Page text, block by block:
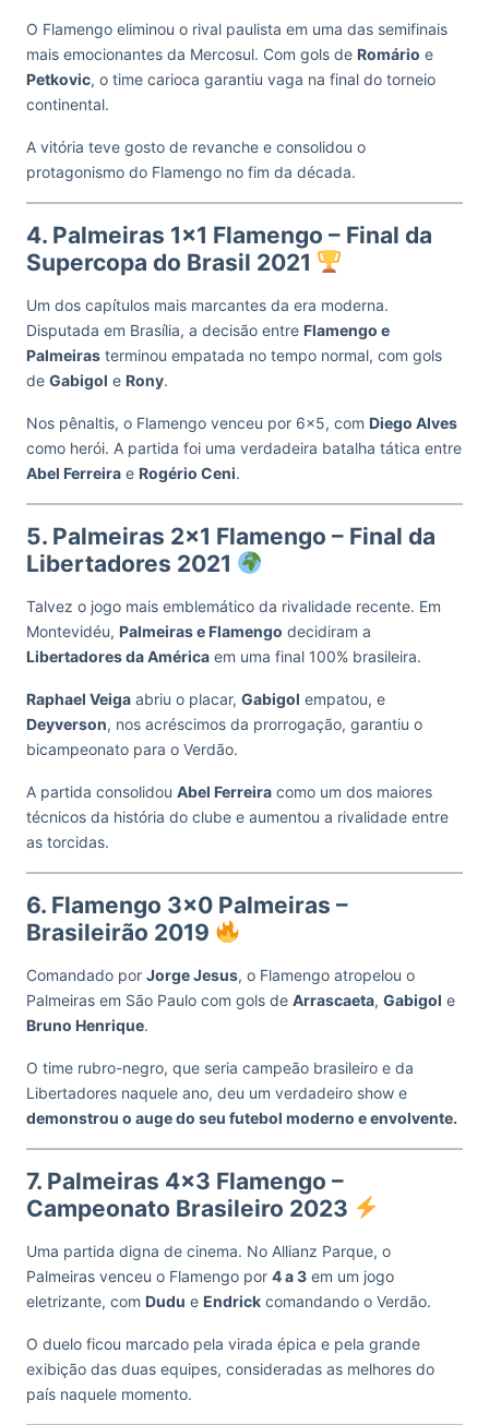
O Flamengo eliminou o rival paulista em uma das semifinais
mais emocionantes da Mercosul. Com gols de Romário e
Petkovic, o time carioca garantiu vaga na final do torneio
continental.
A vitória teve gosto de revanche e consolidou o
protagonismo do Flamengo no fim da década.
4. Palmeiras 1×1 Flamengo – Final da
Supercopa do Brasil 2021
Um dos capítulos mais marcantes da era moderna.
Disputada em Brasília, a decisão entre Flamengo e
Palmeiras terminou empatada no tempo normal, com gols
de Gabigol e Rony.
Nos pênaltis, o Flamengo venceu por 6×5, com Diego Alves
como herói. A partida foi uma verdadeira batalha tática entre
Abel Ferreira e Rogério Ceni.
5. Palmeiras 2×1 Flamengo – Final da
Libertadores 2021
Talvez o jogo mais emblemático da rivalidade recente. Em
Montevidéu, Palmeiras e Flamengo decidiram a
Libertadores da América em uma final 100% brasileira.
Raphael Veiga abriu o placar, Gabigol empatou, e
Deyverson, nos acréscimos da prorrogação, garantiu o
bicampeonato para o Verdão.
A partida consolidou Abel Ferreira como um dos maiores
técnicos da história do clube e aumentou a rivalidade entre
as torcidas.
6. Flamengo 3×0 Palmeiras –
Brasileirão 2019
Comandado por Jorge Jesus, o Flamengo atropelou o
Palmeiras em São Paulo com gols de Arrascaeta, Gabigol e
Bruno Henrique.
O time rubro-negro, que seria campeão brasileiro e da
Libertadores naquele ano, deu um verdadeiro show e
demonstrou o auge do seu futebol moderno e envolvente.
7. Palmeiras 4×3 Flamengo –
Campeonato Brasileiro 2023
Uma partida digna de cinema. No Allianz Parque, o
Palmeiras venceu o Flamengo por 4 a 3 em um jogo
eletrizante, com Dudu e Endrick comandando o Verdão.
O duelo ficou marcado pela virada épica e pela grande
exibição das duas equipes, consideradas as melhores do
país naquele momento.